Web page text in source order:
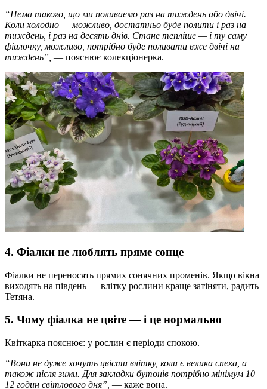
“Нема такого, що ми поливаємо раз на тиждень або двічі.
Коли холодно — можливо, достатньо буде полити і раз на
тиждень, і раз на десять днів. Стане тепліше — і ту саму
фіалочку, можливо, потрібно буде поливати вже двічі на
тиждень”, — пояснює колекціонерка.
4. Фіалки не люблять пряме сонце
Фіалки не переносять прямих сонячних променів. Якщо вікна
виходять на південь — влітку рослини краще затіняти, радить
Тетяна.
5. Чому фіалка не цвіте — і це нормально
Квіткарка пояснює: у рослин є періоди спокою.
“Вони не дуже хочуть цвісти влітку, коли є велика спека, а
також після зими. Для закладки бутонів потрібно мінімум 10–
12 годин світлового дня”, — каже вона.